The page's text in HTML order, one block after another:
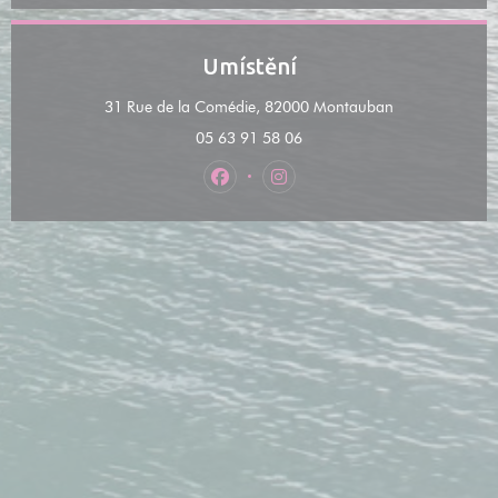
Umístění
31 Rue de la Comédie, 82000 Montauban ((otevře se v
05 63 91 58 06
Facebook ((otevře se v novém
Instagram ((otevře se v